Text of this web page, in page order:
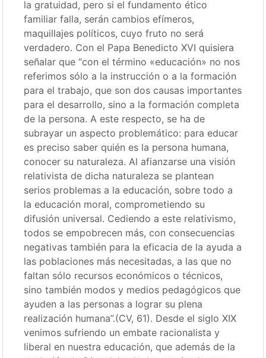
la gratuidad, pero si el fundamento ético
familiar falla, serán cambios efímeros,
maquillajes políticos, cuyo fruto no será
verdadero. Con el Papa Benedicto XVI quisiera
señalar que “con el término «educación» no nos
referimos sólo a la instrucción o a la formación
para el trabajo, que son dos causas importantes
para el desarrollo, sino a la formación completa
de la persona. A este respecto, se ha de
subrayar un aspecto problemático: para educar
es preciso saber quién es la persona humana,
conocer su naturaleza. Al afianzarse una visión
relativista de dicha naturaleza se plantean
serios problemas a la educación, sobre todo a
la educación moral, comprometiendo su
difusión universal. Cediendo a este relativismo,
todos se empobrecen más, con consecuencias
negativas también para la eficacia de la ayuda a
las poblaciones más necesitadas, a las que no
faltan sólo recursos económicos o técnicos,
sino también modos y medios pedagógicos que
ayuden a las personas a lograr su plena
realización humana”.(CV, 61). Desde el siglo XIX
venimos sufriendo un embate racionalista y
liberal en nuestra educación, que además de la